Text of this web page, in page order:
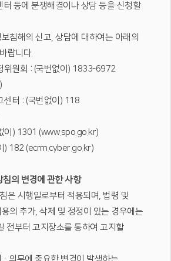
등에 분쟁해결이나 상담 등을 신청할
침해의 신고, 상담에 대하여는 아래의
랍니다.
위원회 : (국번없이) 1833-6972
센터 : (국번없이) 118
이) 1301 (www.spo.go.kr)
) 182 (ecrm.cyber.go.kr)
침의 변경에 관한 사항
은 시행일로부터 적용되며, 법령 및
의 추가, 삭제 및 정정이 있는 경우에는
전부터 고지장소를 통하여 고지할
의무에 중요한 변경이 발생하는